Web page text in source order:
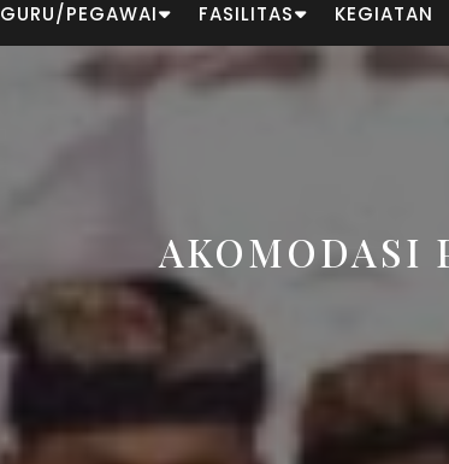
GURU/PEGAWAI FASILITAS KEGIATAN
AKOMODASI